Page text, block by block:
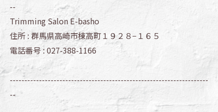
--
Trimming Salon E-basho
住所 :群馬県高崎市棟高町１９２８−１６５
電話番号 : 027-388-1166
--------------------------------------------------------------------
--